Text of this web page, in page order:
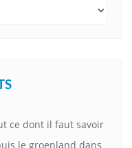
ce dont il faut savoir
le groenland dans